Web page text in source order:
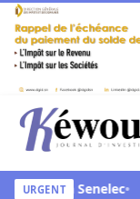
Aller au contenu
Kéwoulo, le
URGENT
à la Senelec